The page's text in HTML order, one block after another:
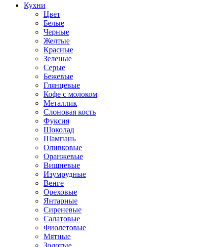
Кухни
Цвет
Белые
Черные
Желтые
Красные
Зеленые
Серые
Бежевые
Глянцевые
Кофе с молоком
Металлик
Слоновая кость
Фуксия
Шоколад
Шампань
Оливковые
Оранжевые
Вишневые
Изумрудные
Венге
Ореховые
Янтарные
Сиреневые
Салатовые
Фиолетовые
Мятные
Золотые